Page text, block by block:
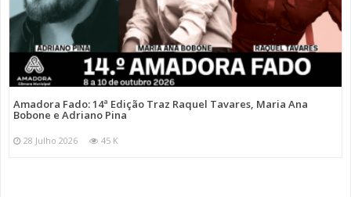
Amadora Fado: 14ª Edição Traz Raquel Tavares, Maria Ana
Bobone e Adriano Pina
28 Julho 2026 45 K